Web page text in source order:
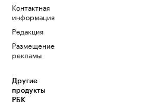
Контактная
информация
Редакция
Размещение
рекламы
Другие
продукты
РБК